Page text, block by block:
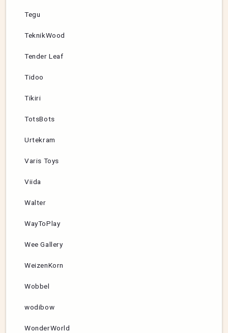
Tegu
TeknikWood
Tender Leaf
Tidoo
Tikiri
TotsBots
Urtekram
Varis Toys
Viida
Walter
WayToPlay
Wee Gallery
WeizenKorn
Wobbel
wodibow
WonderWorld